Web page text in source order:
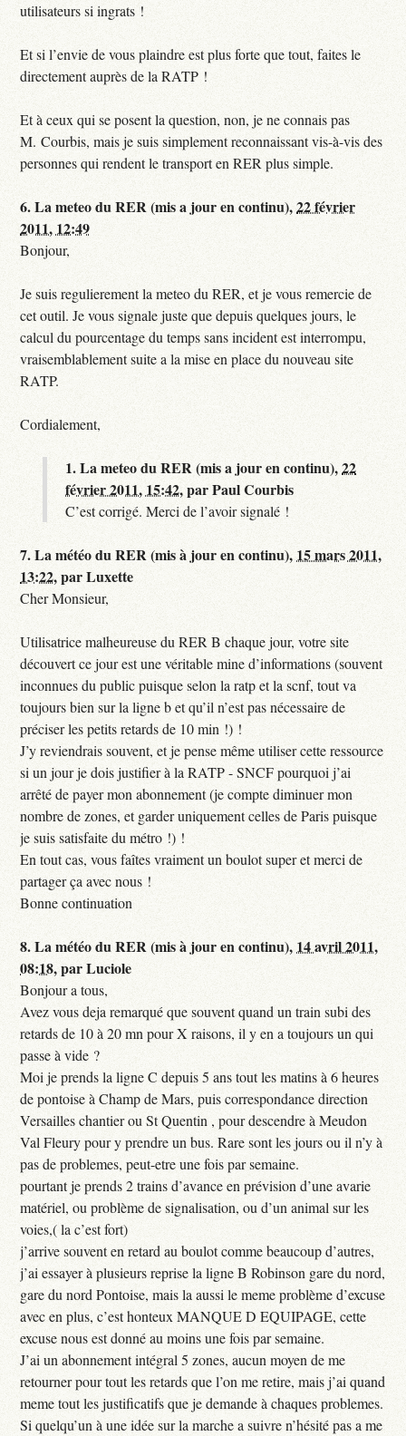
utilisateurs si ingrats !
Et si l’envie de vous plaindre est plus forte que tout, faites le
directement auprès de la RATP !
Et à ceux qui se posent la question, non, je ne connais pas
M. Courbis, mais je suis simplement reconnaissant vis-à-vis des
personnes qui rendent le transport en RER plus simple.
6.La meteo du RER (mis a jour en continu),22 février
2011, 12:49
Bonjour,
Je suis regulierement la meteo du RER, et je vous remercie de
cet outil. Je vous signale juste que depuis quelques jours, le
calcul du pourcentage du temps sans incident est interrompu,
vraisemblablement suite a la mise en place du nouveau site
RATP.
Cordialement,
1.La meteo du RER (mis a jour en continu),22
février 2011, 15:42,parPaul Courbis
C’est corrigé. Merci de l’avoir signalé !
7.La météo du RER (mis à jour en continu), 15 mars 2011,
13:22,parLuxette
Cher Monsieur,
Utilisatrice malheureuse du RER B chaque jour, votre site
découvert ce jour est une véritable mine d’informations (souvent
inconnues du public puisque selon la ratp et la scnf, tout va
toujours bien sur la ligne b et qu’il n’est pas nécessaire de
préciser les petits retards de 10 min !) !
J’y reviendrais souvent, et je pense même utiliser cette ressource
si un jour je dois justifier à la RATP - SNCF pourquoi j’ai
arrêté de payer mon abonnement (je compte diminuer mon
nombre de zones, et garder uniquement celles de Paris puisque
je suis satisfaite du métro !) !
En tout cas, vous faîtes vraiment un boulot super et merci de
partager ça avec nous !
Bonne continuation
8.La météo du RER (mis à jour en continu), 14 avril 2011,
08:18,parLuciole
Bonjour a tous,
Avez vous deja remarqué que souvent quand un train subi des
retards de 10 à 20 mn pour X raisons, il y en a toujours un qui
passe à vide ?
Moi je prends la ligne C depuis 5 ans tout les matins à 6 heures
de pontoise à Champ de Mars, puis correspondance direction
Versailles chantier ou St Quentin , pour descendre à Meudon
Val Fleury pour y prendre un bus. Rare sont les jours ou il n’y à
pas de problemes, peut-etre une fois par semaine.
pourtant je prends 2 trains d’avance en prévision d’une avarie
matériel, ou problème de signalisation, ou d’un animal sur les
voies,( la c’est fort)
j’arrive souvent en retard au boulot comme beaucoup d’autres,
j’ai essayer à plusieurs reprise la ligne B Robinson gare du nord,
gare du nord Pontoise, mais la aussi le meme problème d’excuse
avec en plus, c’est honteux MANQUE D EQUIPAGE, cette
excuse nous est donné au moins une fois par semaine.
J’ai un abonnement intégral 5 zones, aucun moyen de me
retourner pour tout les retards que l’on me retire, mais j’ai quand
meme tout les justificatifs que je demande à chaques problemes.
Si quelqu’un à une idée sur la marche a suivre n’hésité pas a me